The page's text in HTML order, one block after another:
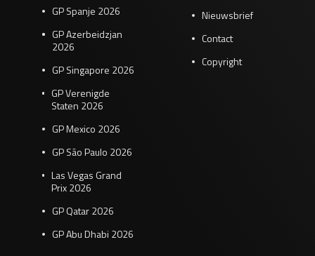
GP Spanje 2026
GP Azerbeidzjan
2026
GP Singapore 2026
GP Verenigde
Staten 2026
GP Mexico 2026
GP São Paulo 2026
Las Vegas Grand
Prix 2026
GP Qatar 2026
GP Abu Dhabi 2026
Nieuwsbrief
Contact
Copyright